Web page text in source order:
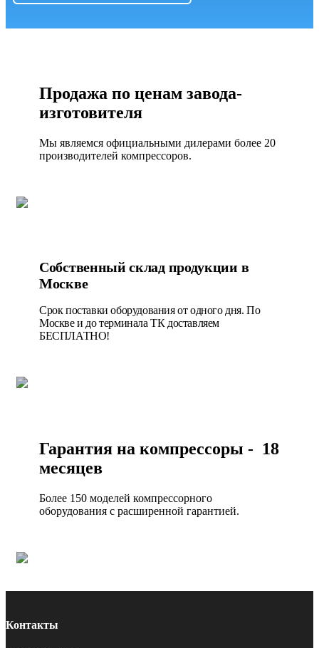
Продажа по ценам завода-
изготовителя
Мы являемся официальными дилерами более 20
производителей компрессоров.
Собственный склад продукции в
Москве
Срок поставки оборудования от одного дня. По
Москве и до терминала ТК доставляем
БЕСПЛАТНО!
Гарантия на компрессоры - 18
месяцев
Более 150 моделей компрессорного
оборудования с расширенной гарантией.
Контакты